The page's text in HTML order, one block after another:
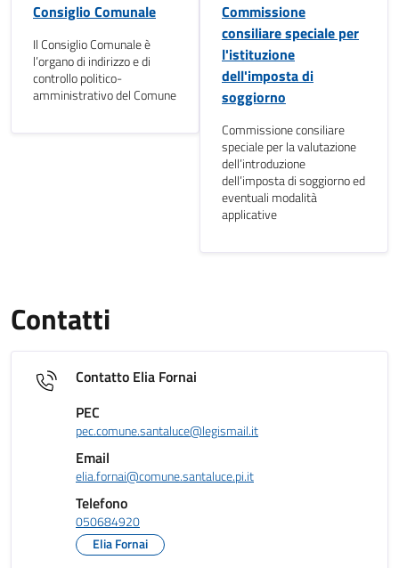
Consiglio Comunale
Il Consiglio Comunale è
l’organo di indirizzo e di
controllo politico-
amministrativo del Comune
Commissione
consiliare speciale per
l'istituzione
dell'imposta di
soggiorno
Commissione consiliare
speciale per la valutazione
dell’introduzione
dell’imposta di soggiorno ed
eventuali modalità
applicative
Contatti
Contatto Elia Fornai
PEC
pec.comune.santaluce@legismail.it
Email
elia.fornai@comune.santaluce.pi.it
Telefono
050684920
Elia Fornai